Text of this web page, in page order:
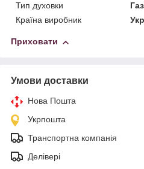
Тип духовки
Країна виробник
Приховати
Умови доставки
Нова Пошта
Укрпошта
Транспортна компанія
Делівері